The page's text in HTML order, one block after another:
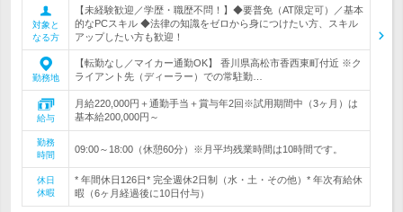
対象と
なる方
【未経験歓迎／学歴・職歴不問！】◆要普免（AT限定可）／基本
的なPCスキル ◆法律の知識をゼロから身につけたい方、スキル
アップしたい方も歓迎！
勤務地
【転勤なし／マイカー通勤OK】 香川県高松市香西東町付近 ※ク
ライアント先（ディーラー）での常駐勤…
給与
月給220,000円＋通勤手当＋賞与年2回※試用期間中（3ヶ月）は
基本給200,000円～
勤務
時間
09:00～18:00（休憩60分）※月平均残業時間は10時間です。
休日
休暇
* 年間休日126日* 完全週休2日制（水・土・その他）* 年次有給休
暇（6ヶ月経過後に10日付与）